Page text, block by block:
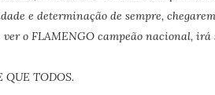
e determinação de sempre,
ver o FLAMENGO campeão nacional,
QUE TODOS.